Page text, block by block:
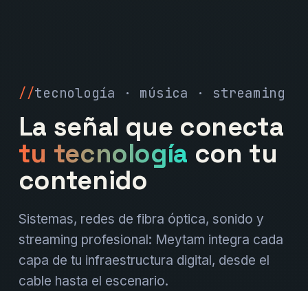
tecnología · música · streaming
La señal que conecta
tu tecnología con tu
contenido
Sistemas, redes de fibra óptica, sonido y
streaming profesional: Meytam integra cada
capa de tu infraestructura digital, desde el
cable hasta el escenario.